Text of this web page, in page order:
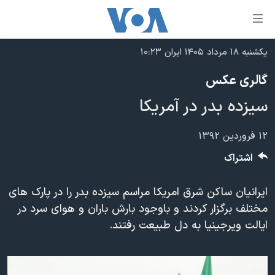
لینکهای
قابل
دسترسی
جهش
محتوای
جهش
به
اصلی
جهش
به
نسخه سبک وب‌سایت
موضوع ها
ایران
آمریکا
ورزشی
برنامه های تلویزیونی
جدول برنامه ها
جام جهانی ۲۰۲۶
عملیات خشم حماسی
بایگانی برنامه‌های تلویزیونی
فرکانس‌های صدای آمریکا
پخش رادیویی
یادگیری زبان انگلیسی
یکشنبه ۱۸ مرداد ۱۴۰۵ ایران ۱۰:۲۳
گالری عکس
سيزده بدر در آمريکا
۱۲ فروردین ۱۳۹۲
ايرانيان ساکن شرق امريکا مراسم سيزده بدر را در پارک های
مختلف برگزار کردند و باوجود بارش باران و هوای سرد در
ايالت ويرجينيا به دل طبيعت رفتند.
اشتراک